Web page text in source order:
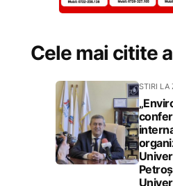
Cele mai citite
STIRI LA